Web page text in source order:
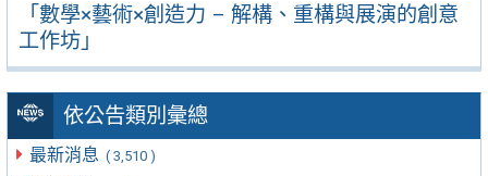
「數學×藝術×創造力 – 解構、重構與展演的創意
工作坊」
依公告類別彙總
最新消息 ( 3,510 )